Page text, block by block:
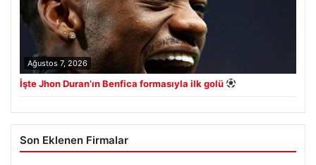
Ağustos 7, 2026
İşte Jhon Duran’ın Benfica formasıyla ilk golü
Son Eklenen Firmalar